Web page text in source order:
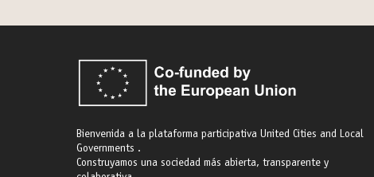
Bienvenida a la plataforma participativa United Cities and Local
Governments .
Construyamos una sociedad más abierta, transparente y